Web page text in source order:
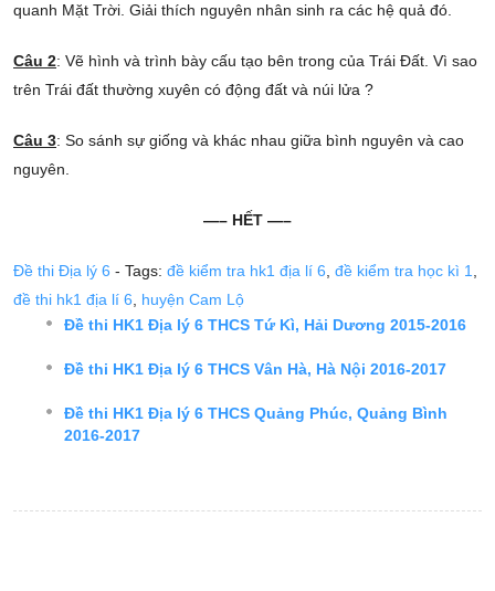
quanh Mặt Trời. Giải thích nguyên nhân sinh ra các hệ quả đó.
Câu 2: Vẽ hình và trình bày cấu tạo bên trong của Trái Đất. Vì sao
trên Trái đất thường xuyên có động đất và núi lửa ?
Câu 3: So sánh sự giống và khác nhau giữa bình nguyên và cao
nguyên.
—– HẾT —–
Đề thi Địa lý 6 - Tags: đề kiểm tra hk1 địa lí 6 đề kiểm tra học kì 1
đề thi hk1 địa lí 6
huyện Cam Lộ
Đề thi HK1 Địa lý 6 THCS Tứ Kì, Hải Dương 2015-2016
Đề thi HK1 Địa lý 6 THCS Vân Hà, Hà Nội 2016-2017
Đề thi HK1 Địa lý 6 THCS Quảng Phúc, Quảng Bình
2016-2017